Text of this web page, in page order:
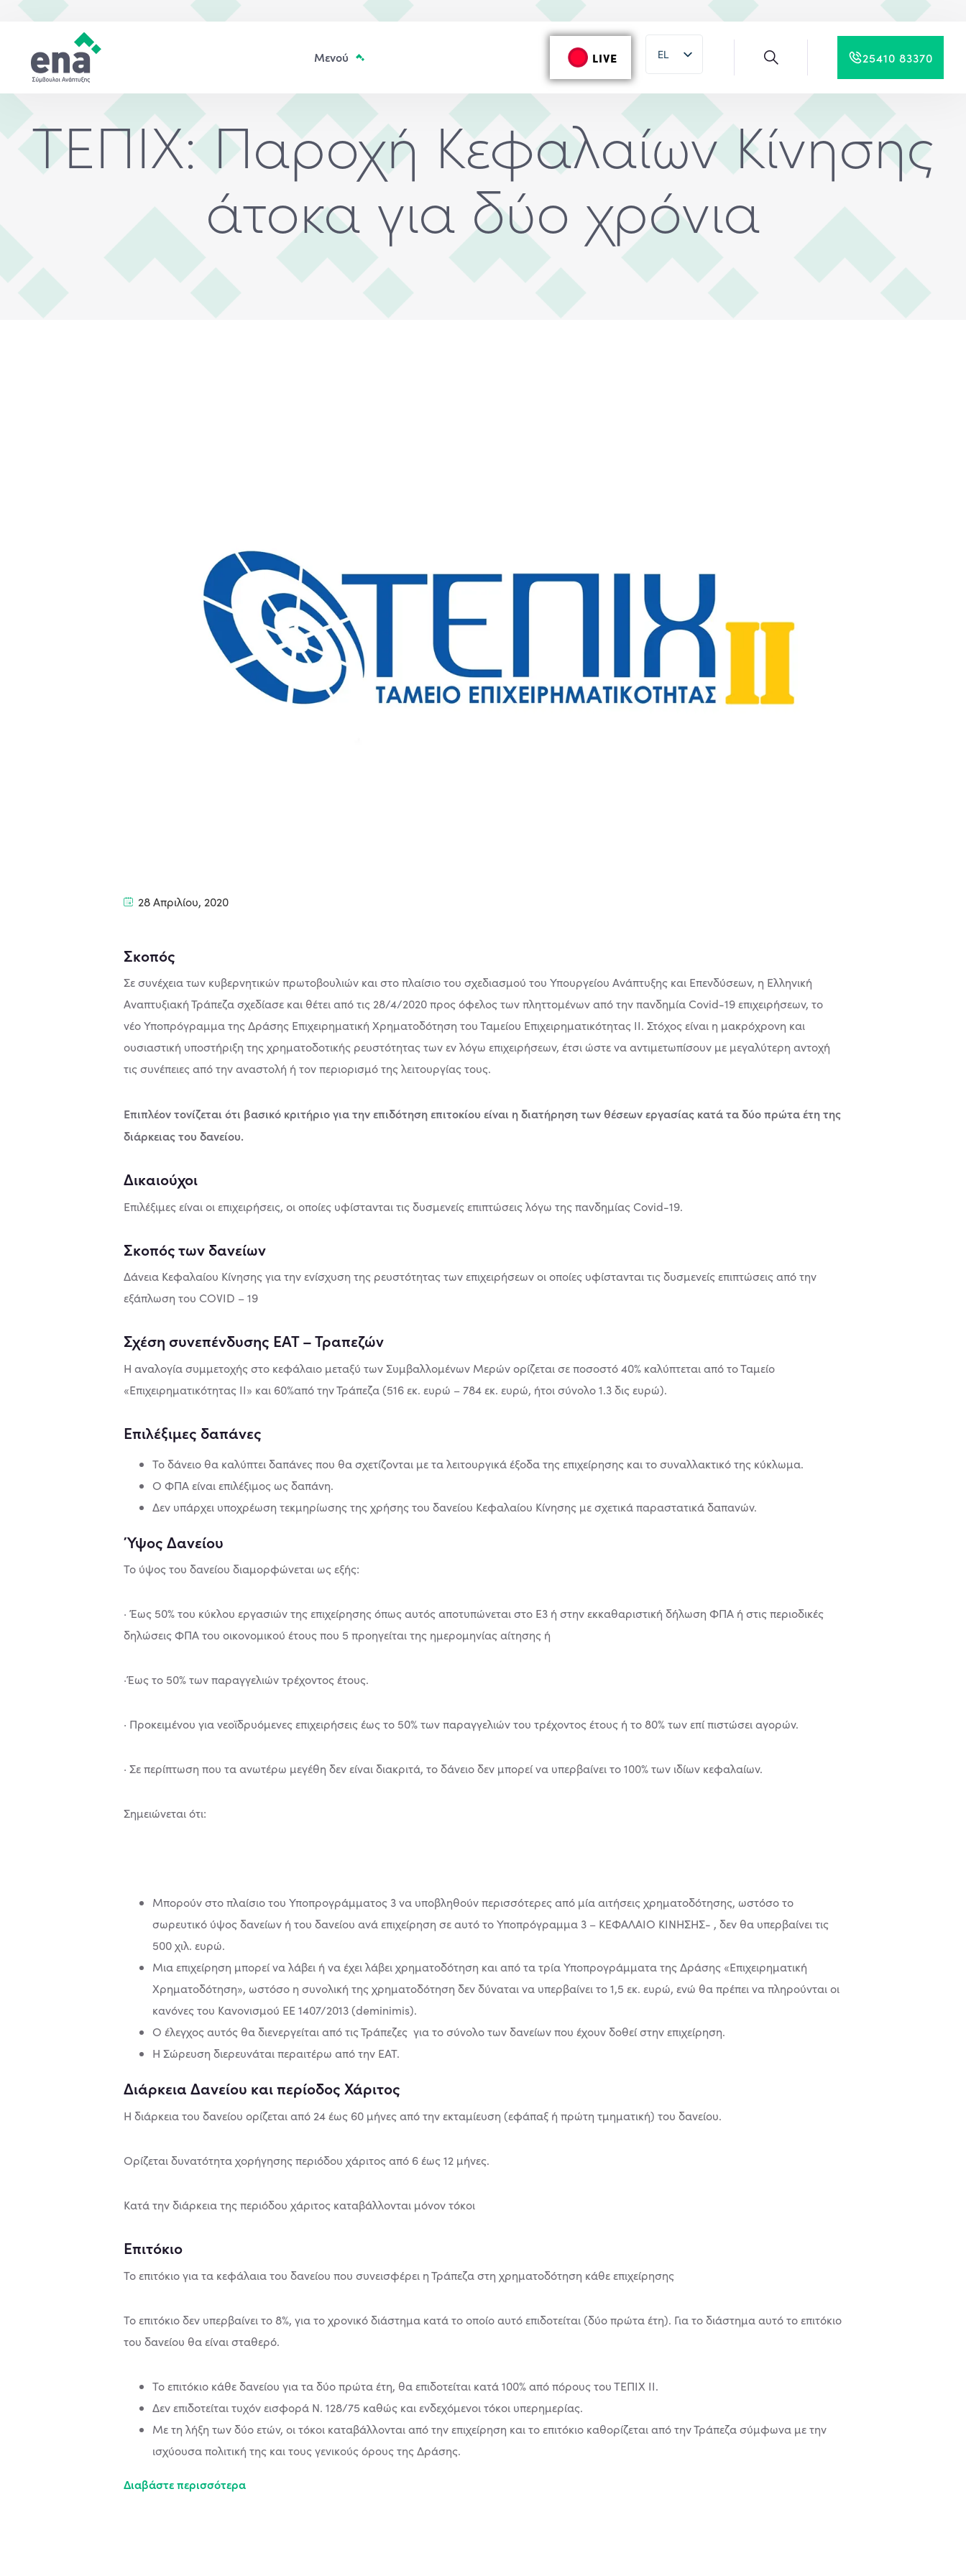
LIVE
EL
EN
25410 83370
ΤΕΠΙΧ: Παροχή Κεφαλαίων Κίνησης
άτοκα για δύο χρόνια
28 Απριλίου, 2020
Σκοπός
Σε συνέχεια των κυβερνητικών πρωτοβουλιών και στο πλαίσιο του σχεδιασμού του Υπουργείου Ανάπτυξης και Επενδύσεων, η Ελληνική
Αναπτυξιακή Τράπεζα σχεδίασε και θέτει από τις 28/4/2020 προς όφελος των πληττομένων από την πανδημία Covid-19 επιχειρήσεων, το
νέο Υποπρόγραμμα της Δράσης Επιχειρηματική Χρηματοδότηση του Ταμείου Επιχειρηματικότητας ΙΙ. Στόχος είναι η μακρόχρονη και
ουσιαστική υποστήριξη της χρηματοδοτικής ρευστότητας των εν λόγω επιχειρήσεων, έτσι ώστε να αντιμετωπίσουν με μεγαλύτερη αντοχή
τις συνέπειες από την αναστολή ή τον περιορισμό της λειτουργίας τους.
Επιπλέον τονίζεται ότι βασικό κριτήριο για την επιδότηση επιτοκίου είναι η διατήρηση των θέσεων εργασίας κατά τα δύο πρώτα έτη της
διάρκειας του δανείου.
Δικαιούχοι
Επιλέξιμες είναι οι επιχειρήσεις, οι οποίες υφίστανται τις δυσμενείς επιπτώσεις λόγω της πανδημίας Covid-19.
Σκοπός των δανείων
Δάνεια Κεφαλαίου Κίνησης για την ενίσχυση της ρευστότητας των επιχειρήσεων οι οποίες υφίστανται τις δυσμενείς επιπτώσεις από την
εξάπλωση του COVID – 19
Σχέση συνεπένδυσης ΕΑΤ – Τραπεζών
Η αναλογία συμμετοχής στο κεφάλαιο μεταξύ των Συμβαλλομένων Μερών ορίζεται σε ποσοστό 40% καλύπτεται από το Ταμείο
«Επιχειρηματικότητας ΙΙ» και 60%από την Τράπεζα (516 εκ. ευρώ – 784 εκ. ευρώ, ήτοι σύνολο 1.3 δις ευρώ).
Επιλέξιμες δαπάνες
Το δάνειο θα καλύπτει δαπάνες που θα σχετίζονται με τα λειτουργικά έξοδα της επιχείρησης και το συναλλακτικό της κύκλωμα.
Ο ΦΠΑ είναι επιλέξιμος ως δαπάνη.
Δεν υπάρχει υποχρέωση τεκμηρίωσης της χρήσης του δανείου Κεφαλαίου Κίνησης με σχετικά παραστατικά δαπανών.
Ύψος Δανείου
Το ύψος του δανείου διαμορφώνεται ως εξής:
· Έως 50% του κύκλου εργασιών της επιχείρησης όπως αυτός αποτυπώνεται στο Ε3 ή στην εκκαθαριστική δήλωση ΦΠΑ ή στις περιοδικές
δηλώσεις ΦΠΑ του οικονομικού έτους που 5 προηγείται της ημερομηνίας αίτησης ή
·Έως το 50% των παραγγελιών τρέχοντος έτους.
· Προκειμένου για νεοϊδρυόμενες επιχειρήσεις έως το 50% των παραγγελιών του τρέχοντος έτους ή το 80% των επί πιστώσει αγορών.
· Σε περίπτωση που τα ανωτέρω μεγέθη δεν είναι διακριτά, το δάνειο δεν μπορεί να υπερβαίνει το 100% των ιδίων κεφαλαίων.
Σημειώνεται ότι:
Μπορούν στο πλαίσιο του Υποπρογράμματος 3 να υποβληθούν περισσότερες από μία αιτήσεις χρηματοδότησης, ωστόσο το
σωρευτικό ύψος δανείων ή του δανείου ανά επιχείρηση σε αυτό το Υποπρόγραμμα 3 – ΚΕΦΑΛΑΙΟ ΚΙΝΗΣΗΣ- , δεν θα υπερβαίνει τις
500 χιλ. ευρώ.
Μια επιχείρηση μπορεί να λάβει ή να έχει λάβει χρηματοδότηση και από τα τρία Υποπρογράμματα της Δράσης «Επιχειρηματική
Χρηματοδότηση», ωστόσο η συνολική της χρηματοδότηση δεν δύναται να υπερβαίνει το 1,5 εκ. ευρώ, ενώ θα πρέπει να πληρούνται οι
κανόνες του Κανονισμού ΕΕ 1407/2013 (deminimis).
Ο έλεγχος αυτός θα διενεργείται από τις Τράπεζες για το σύνολο των δανείων που έχουν δοθεί στην επιχείρηση.
Η Σώρευση διερευνάται περαιτέρω από την ΕΑΤ.
Διάρκεια Δανείου και περίοδος Χάριτος
Η διάρκεια του δανείου ορίζεται από 24 έως 60 μήνες από την εκταμίευση (εφάπαξ ή πρώτη τμηματική) του δανείου.
Ορίζεται δυνατότητα χορήγησης περιόδου χάριτος από 6 έως 12 μήνες.
Κατά την διάρκεια της περιόδου χάριτος καταβάλλονται μόνον τόκοι
Επιτόκιο
Το επιτόκιο για τα κεφάλαια του δανείου που συνεισφέρει η Τράπεζα στη χρηματοδότηση κάθε επιχείρησης
Το επιτόκιο δεν υπερβαίνει το 8%, για το χρονικό διάστημα κατά το οποίο αυτό επιδοτείται (δύο πρώτα έτη). Για το διάστημα αυτό το επιτόκιο
του δανείου θα είναι σταθερό.
Το επιτόκιο κάθε δανείου για τα δύο πρώτα έτη, θα επιδοτείται κατά 100% από πόρους του ΤΕΠΙΧ ΙΙ.
Δεν επιδοτείται τυχόν εισφορά Ν. 128/75 καθώς και ενδεχόμενοι τόκοι υπερημερίας.
Με τη λήξη των δύο ετών, οι τόκοι καταβάλλονται από την επιχείρηση και το επιτόκιο καθορίζεται από την Τράπεζα σύμφωνα με την
ισχύουσα πολιτική της και τους γενικούς όρους της Δράσης.
Διαβάστε περισσότερα